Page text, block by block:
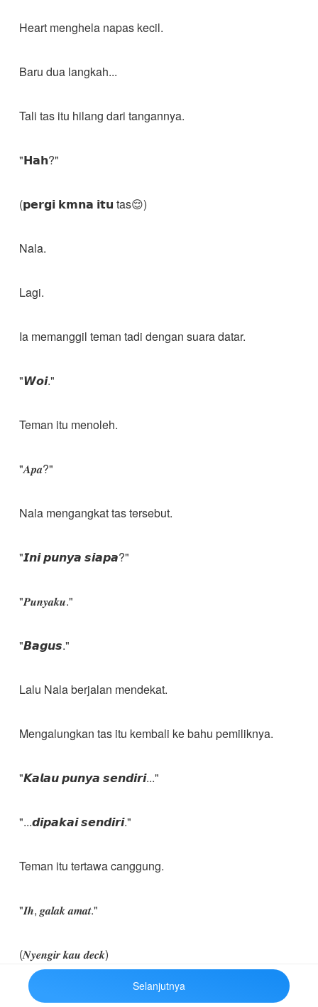
Heart menghela napas kecil.
Baru dua langkah...
Tali tas itu hilang dari tangannya.
"𝗛𝗮𝗵?"
(𝗽𝗲𝗿𝗴𝗶 𝗸𝗺𝗻𝗮 𝗶𝘁𝘂 tas😌)
Nala.
Lagi.
Ia memanggil teman tadi dengan suara datar.
"𝙒𝙤𝙞."
Teman itu menoleh.
"𝑨𝒑𝒂?"
Nala mengangkat tas tersebut.
"𝙄𝙣𝙞 𝙥𝙪𝙣𝙮𝙖 𝙨𝙞𝙖𝙥𝙖?"
"𝑷𝒖𝒏𝒚𝒂𝒌𝒖."
"𝘽𝙖𝙜𝙪𝙨."
Lalu Nala berjalan mendekat.
Mengalungkan tas itu kembali ke bahu pemiliknya.
"𝙆𝙖𝙡𝙖𝙪 𝙥𝙪𝙣𝙮𝙖 𝙨𝙚𝙣𝙙𝙞𝙧𝙞..."
"...𝙙𝙞𝙥𝙖𝙠𝙖𝙞 𝙨𝙚𝙣𝙙𝙞𝙧𝙞."
Teman itu tertawa canggung.
"𝑰𝒉, 𝒈𝒂𝒍𝒂𝒌 𝒂𝒎𝒂𝒕."
(𝑵𝒚𝒆𝒏𝒈𝒊𝒓 𝒌𝒂𝒖 𝒅𝒆𝒄𝒌)
"𝘽𝙪𝙠𝙖𝙣 𝙜𝙖𝙡𝙖𝙠."
Selanjutnya